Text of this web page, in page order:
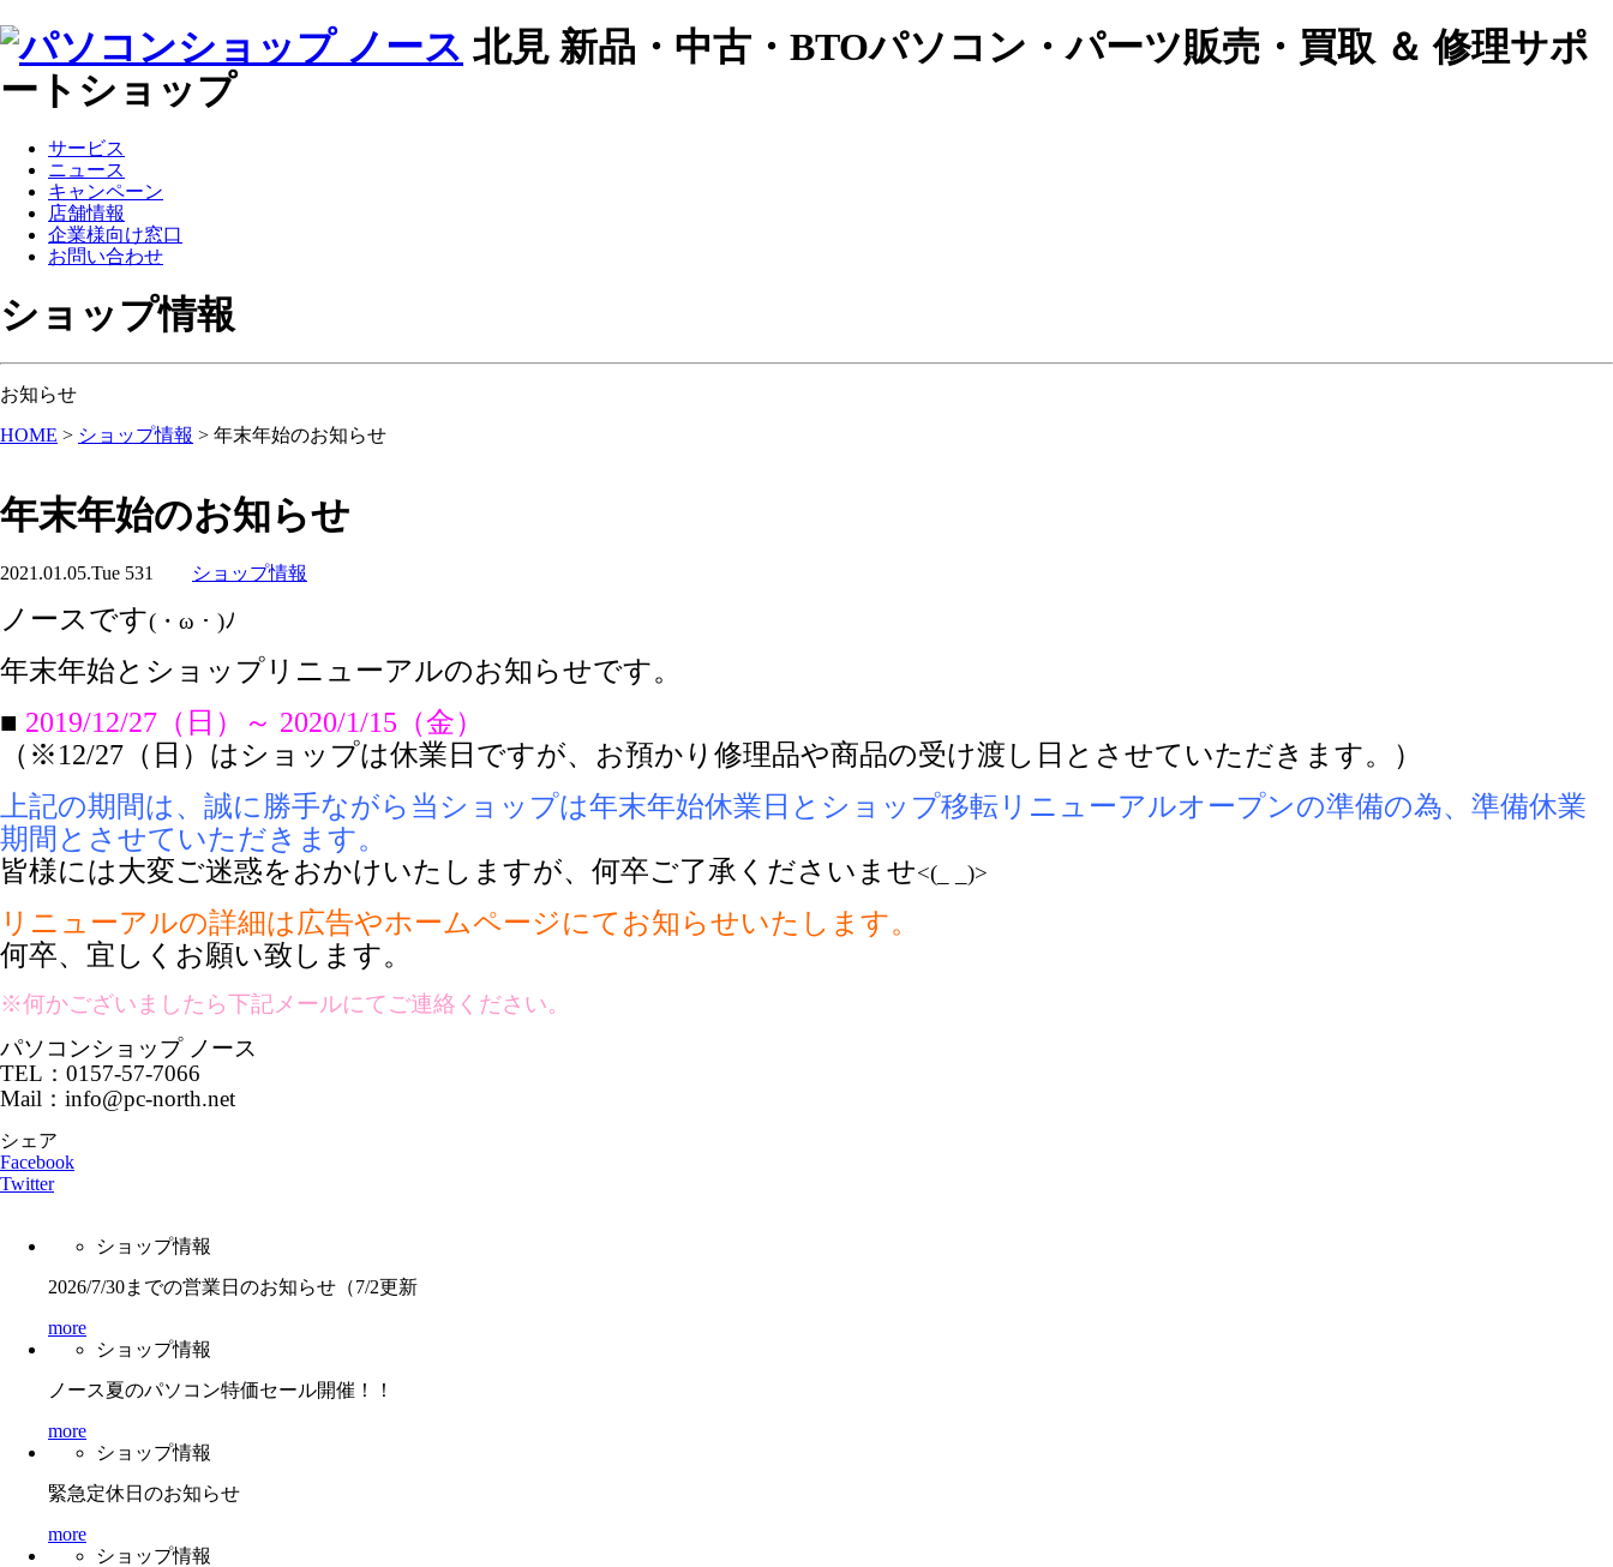
北見 新品・中古・BTOパソコン・パーツ販売・買取 ＆ 修理サポ
ートショップ
サービス
ニュース
キャンペーン
店舗情報
企業様向け窓口
お問い合わせ
ショップ情報
お知らせ
HOME > ショップ情報 > 年末年始のお知らせ
年末年始のお知らせ
2021.01.05.Tue 531 ショップ情報
ノースです(・ω・)ﾉ
年末年始とショップリニューアルのお知らせです。
■ 2019/12/27（日）～ 2020/1/15（金）
（※12/27（日）はショップは休業日ですが、お預かり修理品や商品の受け渡し日とさせていただきます。）
上記の期間は、誠に勝手ながら当ショップは年末年始休業日とショップ移転リニューアルオープンの準備の為、 準備休業
期間とさせていただきます。
皆様には大変ご迷惑をおかけいたしますが、何卒ご了承くださいませ<(_ _)>
リニューアルの詳細は広告やホームページにてお知らせいたします。
何卒、宜しくお願い致します。
※何かございましたら下記メールにてご連絡ください。
パソコンショップ ノース
TEL：0157-57-7066
Mail：info@pc-north.net
シェア
Facebook
Twitter
ショップ情報
2026/7/30までの営業日のお知らせ（7/2更新
more
ショップ情報
ノース夏のパソコン特価セール開催！！
more
ショップ情報
緊急定休日のお知らせ
more
ショップ情報